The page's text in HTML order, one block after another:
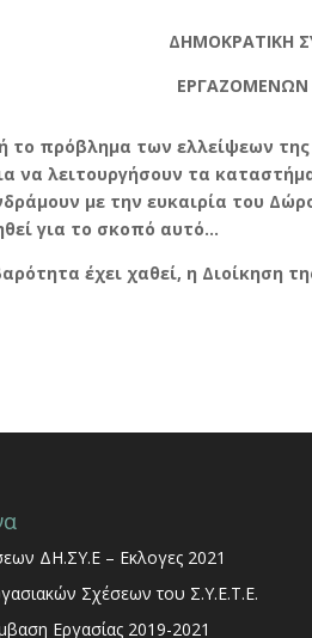
ΔΗΜΟΚΡΑΤΙΚΗ
ΕΡΓΑΖΟΜΕΝΩΝ
το πρόβλημα των ελλείψεων
να λειτουργήσουν τα
με την ευκαιρία του
για το σκοπό αυτό…
έχει χαθεί, η Διοίκηση
ΔΗ.ΣΥ.Ε – Εκλογες 2021
Σχέσεων του Σ.Υ.Ε.Τ.Ε.
Εργασίας 2019-2021